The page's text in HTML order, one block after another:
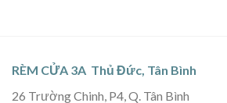
RÈM CỬA 3A Thủ Đức, Tân Bình
26 Trường Chinh, P4, Q. Tân Bình